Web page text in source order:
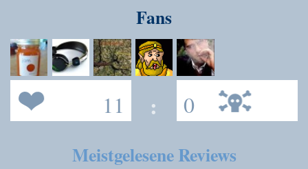
Fans
11 : 0
Meistgelesene Reviews